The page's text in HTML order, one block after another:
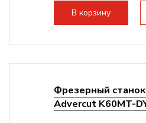
Мощность инвертора:
В корзину
Фрезерный
Advercut K60MT-